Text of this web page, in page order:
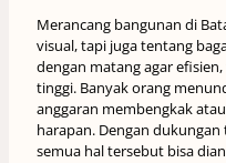
Merancang bangunan di
visual, tapi juga tentang
dengan matang agar
tinggi. Banyak orang
anggaran membengkak
harapan. Dengan dukungan
semua hal tersebut bisa